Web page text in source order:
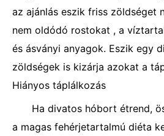
az ajánlás eszik friss zöldséget
nem oldódó rostokat , a
és ásványi anyagok. Eszik egy
zöldségek is kizárja azokat a
Hiányos táplálkozás
Ha divatos hóbort étrend,
a magas fehérjetartalmú diéta